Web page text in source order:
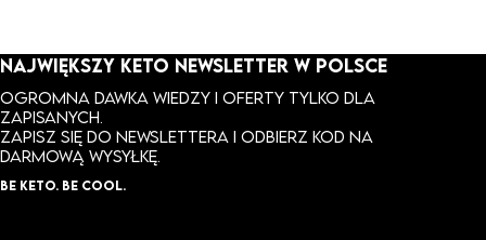
NAJWIĘKSZY KETO NEWSLETTER W POLSCE
Ogromna dawka wiedzy i oferty tylko dla
zapisanych.
ZAPISZ SIĘ DO NEWSLETTERA I ODBIERZ KOD NA
DARMOWĄ WYSYŁKĘ.
BE KETO. BE COOL.